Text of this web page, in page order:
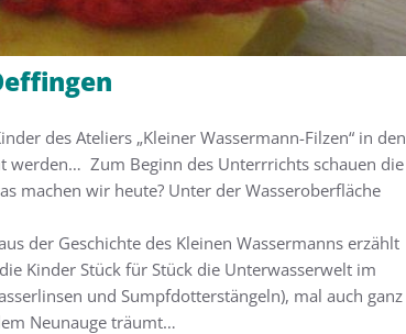
des Ateliers „Kleiner Wassermann-Filzen“ in den
werden… Zum Beginn des Unterrrichts schauen die
machen wir heute? Unter der Wasseroberfläche
der Geschichte des Kleinen Wassermanns erzählt
Kinder Stück für Stück die Unterwasserwelt im
und Sumpfdotterstängeln), mal auch ganz
Neunauge träumt…